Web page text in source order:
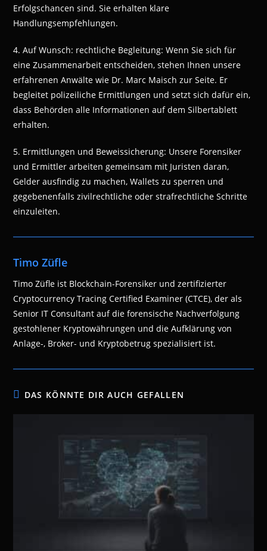
Erfolgschancen sind. Sie erhalten klare
Handlungsempfehlungen.
4. Auf Wunsch: rechtliche Begleitung: Wenn Sie sich für
eine Zusammenarbeit entscheiden, stehen Ihnen unsere
erfahrenen Anwälte wie Dr. Marc Maisch zur Seite. Er
begleitet polizeiliche Ermittlungen und setzt sich dafür ein,
dass Behörden alle Informationen auf dem Silbertablett
erhalten.
5. Ermittlungen und Beweissicherung: Unsere Forensiker
und Ermittler arbeiten gemeinsam mit Juristen daran,
Gelder ausfindig zu machen, Wallets zu sperren und
gegebenenfalls zivilrechtliche oder strafrechtliche Schritte
einzuleiten.
Timo Züfle
Timo Züfle ist Blockchain-Forensiker und zertifizierter
Cryptocurrency Tracing Certified Examiner (CTCE), der als
Senior IT Consultant auf die forensische Nachverfolgung
gestohlener Kryptowährungen und die Aufklärung von
Anlage-, Broker- und Kryptobetrug spezialisiert ist.
DAS KÖNNTE DIR AUCH GEFALLEN